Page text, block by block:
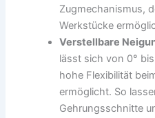
Zugmechanismus,
Werkstücke
Verstellbare
lässt sich von 0°
hohe Flexibilität
ermöglicht. So
Gehrungsschnitte